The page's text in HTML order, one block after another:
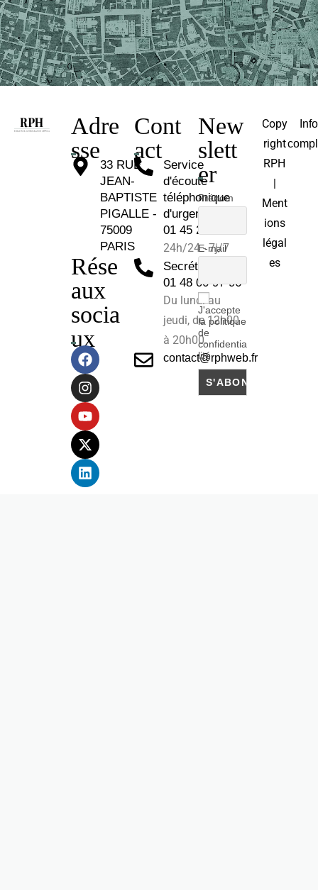
Adre
sse
33 RUE
JEAN-
BAPTISTE
PIGALLE -
75009
PARIS
Rése
aux
socia
ux
Cont
act
Service
d'écoute
téléphonique
d'urgence :
01 45 26 81 30
24h/24 - 7j/7
Secrétariat :
01 48 00 97 96
Du lundi au
jeudi, de 12h00
à 20h00.
contact@rphweb.fr
New
slett
er
Prénom
E-mail
J'accepte
la politique
de
confidentia
lité
Copy
right
RPH
Ment
ions
légal
es